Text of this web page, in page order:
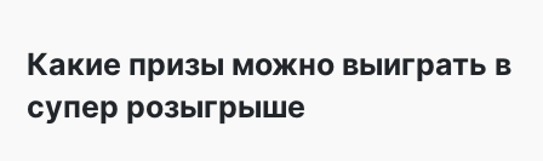
Какие призы можно выиграть в
супер розыгрыше